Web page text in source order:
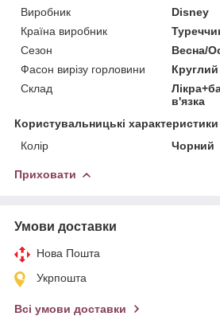
Виробник
Disney
Країна виробник
Сезон
Весна/
Фасон вирізу горловини
Круглий
Склад
в'язка
Користувальницькі характеристики
Колір
Чорний
Приховати
Умови доставки
Нова Пошта
Укрпошта
Всі умови доставки